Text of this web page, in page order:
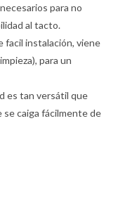
para no
al tacto.
facil instalación, viene
para un
es tan versátil que
caiga fácilmente de